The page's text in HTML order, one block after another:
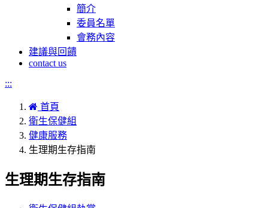
簡介
委員名單
會務內容
建議與回饋
contact us
:::
首頁
衛生保健組
健康服務
生理期生存指南
生理期生存指南